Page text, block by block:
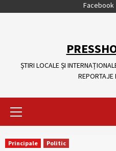
Facebook
ȘTIRI LOCALE ȘI
REPORTAJE
Principale Politic